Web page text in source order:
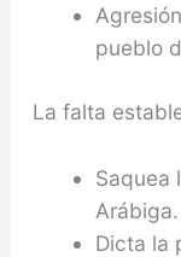
pueblo
La falta
Saquea
Arábiga.
Dicta la